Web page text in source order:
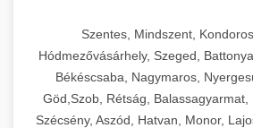
Szentes, Mindszent,
Hódmezővásárhely, Szeged,
Békéscsaba, Nagymaros,
Göd,Szob, Rétság, Balassagyarmat,
Szécsény, Aszód, Hatvan, Monor,